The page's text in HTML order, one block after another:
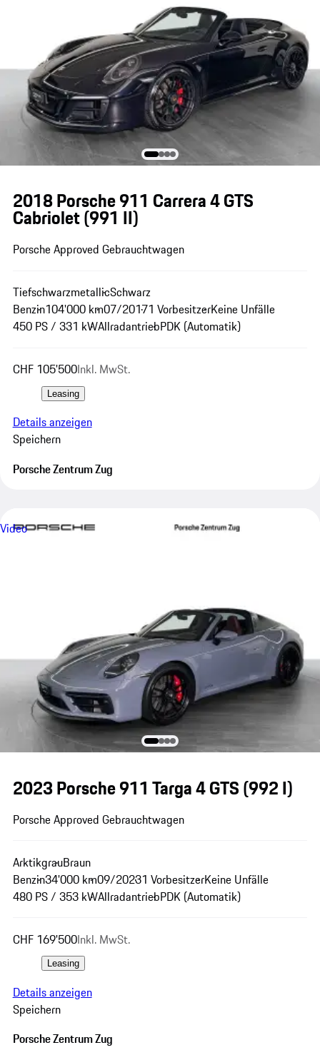
2018 Porsche 911 Carrera 4 GTS
Cabriolet(991 II)
Porsche Approved Gebrauchtwagen
TiefschwarzmetallicSchwarz
Benzin104'000 km07/20171 VorbesitzerKeine Unfälle
450 PS / 331 kWAllradantriebPDK (Automatik)
CHF 105'500Inkl. MwSt.
Leasing
Details anzeigen
Speichern
Porsche Zentrum Zug
Video
2023 Porsche 911 Targa 4 GTS(992 I)
Porsche Approved Gebrauchtwagen
ArktikgrauBraun
Benzin34'000 km09/20231 VorbesitzerKeine Unfälle
480 PS / 353 kWAllradantriebPDK (Automatik)
CHF 169'500Inkl. MwSt.
Leasing
Details anzeigen
Speichern
Porsche Zentrum Zug